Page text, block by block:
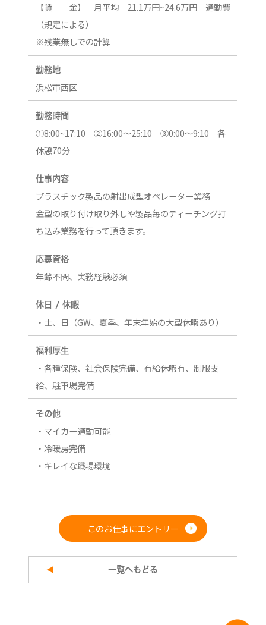
【賃 金】 月平均 21.1万円~24.6万円 通勤費
（規定による）
※残業無しでの計算
勤務地
浜松市西区
勤務時間
①8:00~17:10 ②16:00～25:10 ③0:00～9:10 各
休憩70分
仕事内容
プラスチック製品の射出成型オペレーター業務
金型の取り付け取り外しや製品毎のティーチング打
ち込み業務を行って頂きます。
応募資格
年齢不問、実務経験必須
休日 / 休暇
・土、日（GW、夏季、年末年始の大型休暇あり）
福利厚生
・各種保険、社会保険完備、有給休暇有、制服支
給、駐車場完備
その他
・マイカー通勤可能
・冷暖房完備
・キレイな職場環境
このお仕事にエントリー
一覧へもどる